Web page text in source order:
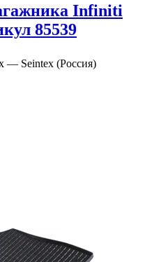
Infiniti
85539
— Seintex (Россия)